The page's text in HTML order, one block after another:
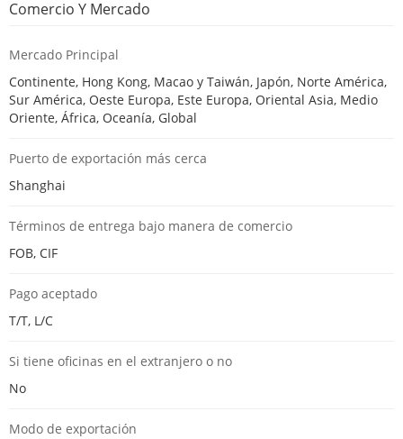
Comercio Y Mercado
Mercado Principal
Continente, Hong Kong, Macao y Taiwán, Japón, Norte América,
Sur América, Oeste Europa, Este Europa, Oriental Asia, Medio
Oriente, África, Oceanía, Global
Puerto de exportación más cerca
Shanghai
Términos de entrega bajo manera de comercio
FOB, CIF
Pago aceptado
T/T, L/C
Si tiene oficinas en el extranjero o no
No
Modo de exportación